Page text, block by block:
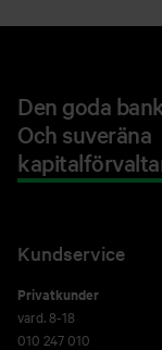
Den goda
Och suveräna
Kundservice
Privatkunder
vard. 8-18
010 247 010